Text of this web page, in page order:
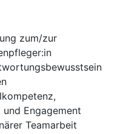
zum/zur
Engagement
Teamarbeit